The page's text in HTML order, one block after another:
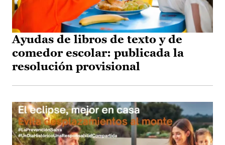
Ayudas de libros de texto y de
comedor escolar: publicada la
resolución provisional